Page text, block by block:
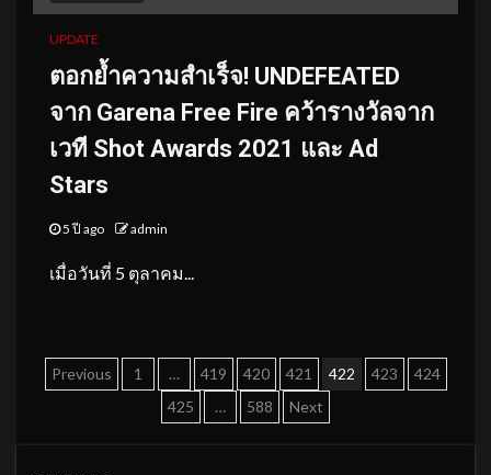
UPDATE
ตอกย้ำความสำเร็จ! UNDEFEATED
จาก Garena Free Fire คว้ารางวัลจาก
เวที Shot Awards 2021 และ Ad
Stars
5 ปี ago admin
เมื่อวันที่ 5 ตุลาคม...
Posts
pagination
Previous 1 … 419 420 421 422 423
424
425
… 588 Next